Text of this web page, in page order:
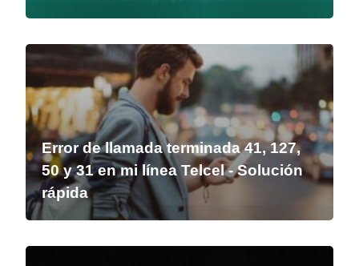
Error de llamada terminada 41, 127,
50 y 31 en mi línea Telcel - Solución
rápida